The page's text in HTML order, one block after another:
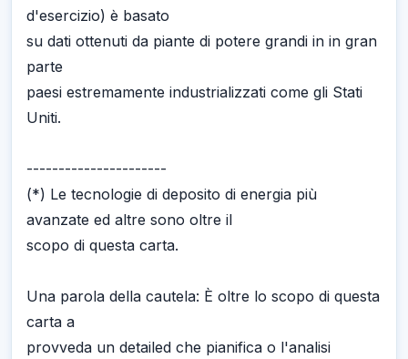
d'esercizio) è basato
su dati ottenuti da piante di potere grandi in in gran
parte
paesi estremamente industrializzati come gli Stati
Uniti.
----------------------
(*) Le tecnologie di deposito di energia più
avanzate ed altre sono oltre il
scopo di questa carta.
Una parola della cautela: È oltre lo scopo di questa
carta a
provveda un detailed che pianifica o l'analisi